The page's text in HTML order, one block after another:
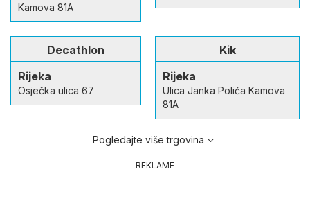
Kamova 81A
Decathlon
Rijeka
Osječka ulica 67
Kik
Rijeka
Ulica Janka Polića Kamova
81A
Pogledajte više trgovina
REKLAME